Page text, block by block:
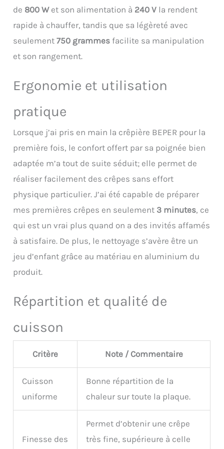
d'un thermostat automatique
et d'un interrupteur
marche/arrêt avec voyant
lumineux. Un contrôle
en toute sérénité.
ACCESSOIRES : Beper vous
organiser la préparation et
homogène.
de 800 Wet son alimentation à 240 V la rendent
rapide à chauffer, tandis que sa légèreté avec
seulement750 grammes facilite sa manipulation
et son rangement.
Ergonomie et utilisation
pratique
Lorsque j’ai pris en main la crêpière BEPER pour la
première fois, le confort offert par sa poignée bien
adaptée m’a tout de suite séduit; elle permet de
réaliser facilement des crêpes sans effort
physique particulier. J’ai été capable de préparer
mes premières crêpes en seulement 3 minutes, ce
qui est un vrai plus quand on a des invités affamés
à satisfaire. De plus, le nettoyage s’avère être un
jeu d’enfant grâce au matériau en aluminium du
produit.
Répartition et qualité de
cuisson
Critère Note / Commentaire
Cuisson
uniforme
Bonne répartition de la
chaleur sur toute la plaque.
Finesse des
Permet d’obtenir une crêpe
très fine, supérieure à celle